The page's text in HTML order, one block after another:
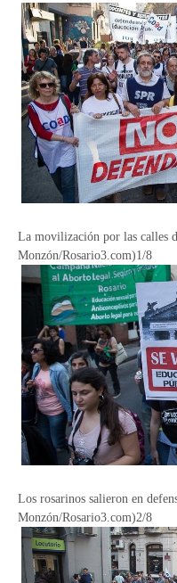
La movilización por las calles
Monzón/Rosario3.com)1/8
Los rosarinos salieron en
Monzón/Rosario3.com)2/8